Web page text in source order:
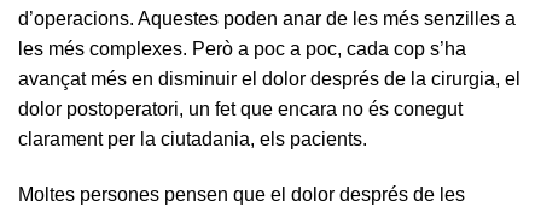
d’operacions. Aquestes poden anar de les més senzilles a
les més complexes. Però a poc a poc, cada cop s’ha
avançat més en disminuir el dolor després de la cirurgia, el
dolor postoperatori, un fet que encara no és conegut
clarament per la ciutadania, els pacients.
Moltes persones pensen que el dolor després de les